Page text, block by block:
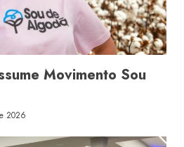
Movimento Sou
2026